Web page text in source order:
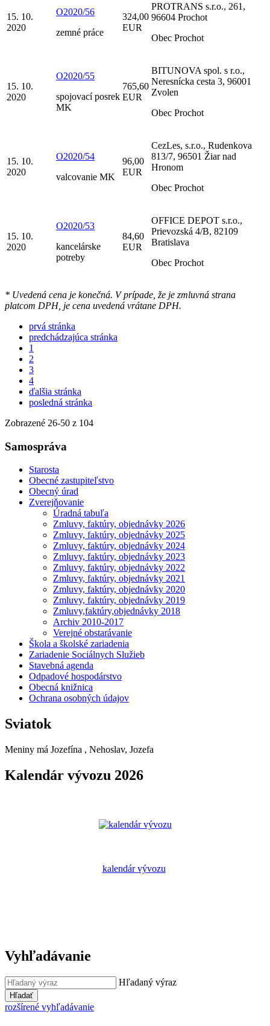
15. 10.
2020
O2020/56
zemné práce
324,00
EUR
PROTRANS s.r.o., 261,
96604 Prochot
Obec Prochot
15. 10.
2020
O2020/55
spojovací posrek
MK
765,60
EUR
BITUNOVA spol. s r.o.,
Neresnícka cesta 3, 96001
Zvolen
Obec Prochot
15. 10.
2020
O2020/54
valcovanie MK
96,00
EUR
CezLes, s.r.o., Rudenkova
813/7, 96501 Žiar nad
Hronom
Obec Prochot
15. 10.
2020
O2020/53
kancelárske
potreby
84,60
EUR
OFFICE DEPOT s.r.o.,
Prievozská 4/B, 82109
Bratislava
Obec Prochot
* Uvedená cena je konečná. V prípade, že je zmluvná strana
platcom DPH, je cena uvedená vrátane DPH.
prvá stránka
predchádzajúca stránka
1
2
3
4
ďalšia stránka
posledná stránka
Zobrazené 26-50 z 104
Samospráva
Starosta
Obecné zastupiteľstvo
Obecný úrad
Zverejňovanie
Úradná tabuľa
Zmluvy, faktúry, objednávky 2026
Zmluvy, faktúry, objednávky 2025
Zmluvy, faktúry, objednávky 2024
Zmluvy, faktúry, objednávky 2023
Zmluvy, faktúry, objednávky 2022
Zmluvy, faktúry, objednávky 2021
Zmluvy, faktúry, objednávky 2020
Zmluvy, faktúry, objednávky 2019
Zmluvy,faktúry,objednávky 2018
Archiv 2010-2017
Verejné obstarávanie
Škola a školské zariadenia
Zariadenie Sociálnych Služieb
Stavebná agenda
Odpadové hospodárstvo
Obecná knižnica
Ochrana osobných údajov
Sviatok
Meniny má Jozefína , Nehoslav, Jozefa
Kalendár vývozu 2026
kalendár vývozu
Vyhľadávanie
Hľadaný výraz
Hľadať
rozšírené vyhľadávanie